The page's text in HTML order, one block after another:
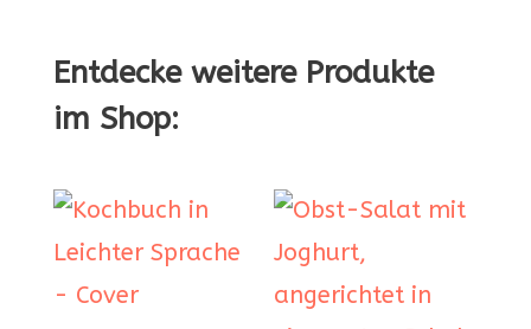
Entdecke weitere Produkte
im Shop: